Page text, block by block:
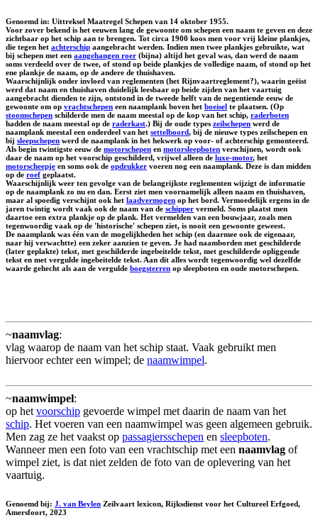
Genoemd in: Uittreksel Maatregel Schepen van 14 oktober 1955.
Voor zover bekend is het eeuwen lang de gewoonte om schepen een naam te geven en deze
zichtbaar op het schip aan te brengen. Tot circa 1900 koos men voor vrij kleine plankjes,
die tegen het achterschip aangebracht werden. Indien men twee plankjes gebruikte, wat
bij schepen met een aangehangen roer (bijna) altijd het geval was, dan werd de naam
soms verdeeld over de twee, of stond op beide plankjes de volledige naam, of stond op het
ene plankje de naam, op de andere de thuishaven.
Waarschijnlijk onder invloed van reglementen (het Rijnvaartreglement?), waarin geëist
werd dat naam en thuishaven duidelijk leesbaar op beide zijden van het vaartuig
aangebracht dienden te zijn, ontstond in de tweede helft van de negentiende eeuw de
gewoonte om op vrachtschepen een naamplank boven het boeisel te plaatsen. (Op
stoomschepen schilderde men de naam meestal op de kop van het schip, raderboten
hadden de naam meestal op de raderkast.) Bij de oude types zeilschepen werd de
naamplank meestal een onderdeel van het settelboord, bij de nieuwe types zeilschepen en
bij sleepschepen werd de naamplank in het hekwerk op voor- of achterschip gemonteerd.
Als begin twintigste eeuw de motorschepen en motorsleepboten verschijnen, wordt ook
daar de naam op het voorschip geschilderd, vrijwel alleen de luxe-motor, het
motorscheepje en soms ook de opdrukker voeren nog een naamplank. Deze is dan midden
op de roef geplaatst.
Waarschijnlijk weer ten gevolge van de belangrijkste reglementen wijzigt de informatie
op de naamplank zo nu en dan. Eerst ziet men voornamelijk alleen naam en thuishaven,
maar al spoedig verschijnt ook het laadvermogen op het bord. Vermoedelijk ergens in de
jaren twintig wordt vaak ook de naam van de schipper vermeld. Soms plaatst men
daartoe een extra plankje op de plank. Het vermelden van een bouwjaar, zoals men
tegenwoordig vaak op de 'historische' schepen ziet, is nooit een gewoonte geweest.
De naamplank was één van de mogelijkheden het schip (en daarmee ook de eigenaar,
naar hij verwachtte) een zeker aanzien te geven. Je had naamborden met geschilderde
(later geplakte) tekst, met geschilderde ingebeitelde tekst, met geschilderde opliggende
tekst en met vergulde ingebeitelde tekst. Aan dit alles wordt tegenwoordig wel dezelfde
waarde gehecht als aan de vergulde boegsterren op sleepboten en oude motorschepen.
~naamvlag:
vlag waarop de naam van het schip staat. Vaak gebruikt men
hiervoor echter een wimpel; de naamwimpel.
~naamwimpel:
op het voorschip gevoerde wimpel met daarin de naam van het
schip. Het voeren van een naamwimpel was geen algemeen gebruik.
Men zag ze het vaakst op passagiersschepen en sleepboten.
Wanneer men een foto van een vrachtschip met een naamvlag of
wimpel ziet, is dat niet zelden de foto van de oplevering van het
vaartuig.
Genoemd bij: J. van Beylen Zeilvaart lexicon, Rijksdienst voor het Cultureel Erfgoed,
Amersfoort, 2023